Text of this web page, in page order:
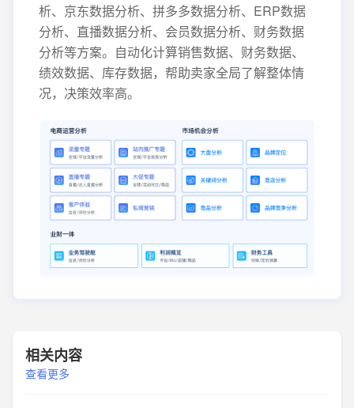
析、京东数据分析、拼多多数据分析、ERP数据
分析、直播数据分析、会员数据分析、财务数据
分析等方案。自动化计算销售数据、财务数据、
绩效数据、库存数据，帮助卖家全局了解整体情
况，决策效率高。
相关内容
查看更多